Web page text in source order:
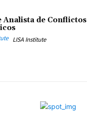
Analista de Conflictos
LISA Institute